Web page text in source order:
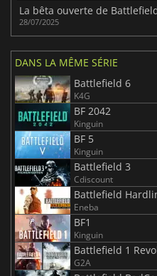
La bêta ouverte de
28/07/2025
DANS LA MÊME SÉRIE
Battlefield 6
K4G
BF 2042
Kinguin
BF 5
Kinguin
Battlefield 3
Cdiscount
Battlefield
Eneba
BF1
Kinguin
G2A